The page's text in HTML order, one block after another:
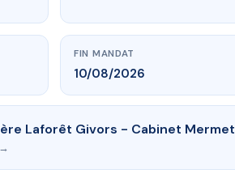
FIN MANDAT
10/08/2026
Laforêt Givors - Cabinet Mermet